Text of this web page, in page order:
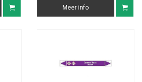
Meer info